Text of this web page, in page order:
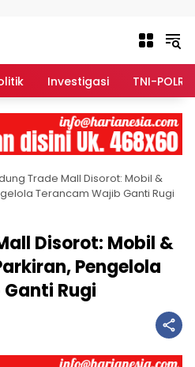
Investigasi TNI-POLRI
Trade Mall Disorot: Mobil &
Terancam Wajib Ganti Rugi
Disorot: Mobil &
Pengelola
Rugi